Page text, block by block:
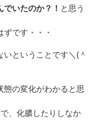
でいたのか？！ と思う
ずです・・・
いということです＼(＾
態の変化がわかると思
、化膿したりしなか